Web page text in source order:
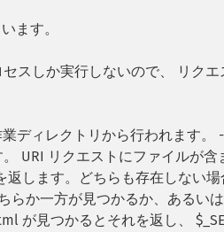
ます。
スしか実行しないので、 リクエ
ディレクトリから行われます。
URI リクエストにファイルが
します。どちらも存在しない
か一方が見つかるか、あるい
見つかるとそれを返し、